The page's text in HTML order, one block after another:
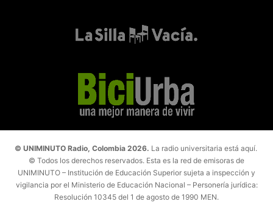
© UNIMINUTO Radio, Colombia 2026. La radio universitaria está aquí.
© Todos los derechos reservados. Esta es la red de emisoras de
UNIMINUTO – Institución de Educación Superior sujeta a inspección y
vigilancia por el Ministerio de Educación Nacional – Personería jurídica:
Resolución 10345 del 1 de agosto de 1990 MEN.